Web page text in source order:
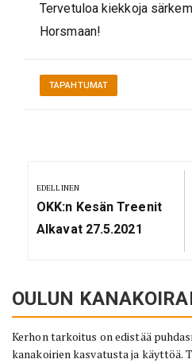
Tervetuloa kiekkoja
Horsmaan!
TAPAHTUMAT
selaus
EDELLINEN
Previous
Post:
OKK:n Kesän Treenit
Alkavat 27.5.2021
OULUN
Kerhon tarkoitus on edistää
kanakoirien kasvatusta ja käyttöä.